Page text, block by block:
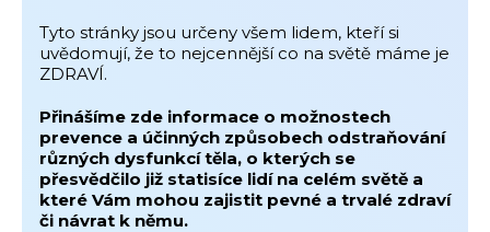
Tyto stránky jsou určeny všem lidem, kteří si
uvědomují, že to nejcennější co na světě máme je
ZDRAVÍ.
Přinášíme zde informace o možnostech
prevence a účinných způsobech odstraňování
různých dysfunkcí těla, o kterých se
přesvědčilo již statisíce lidí na celém světě a
které Vám mohou zajistit pevné a trvalé zdraví
či návrat k němu.